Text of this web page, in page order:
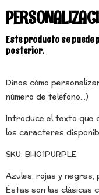
Este producto se puede
posterior.
Dinos cómo
número de teléfono...)
Introduce el texto que
los caracteres
SKU: BH01PURPLE
Azules, rojas y negras,
Éstas son las clásicas